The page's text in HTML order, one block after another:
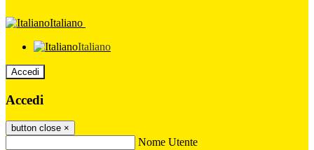
Italiano
Italiano
Accedi
Accedi
button close ×
Nome Utente